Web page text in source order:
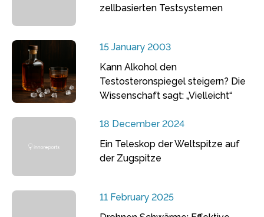
zellbasierten Testsystemen
15 January 2003
Kann Alkohol den
Testosteronspiegel steigern? Die
Wissenschaft sagt: „Vielleicht“
18 December 2024
Ein Teleskop der Weltspitze auf
der Zugspitze
11 February 2025